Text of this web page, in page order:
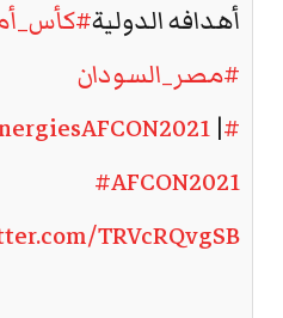
أهدافه الدولية
#مصر_السودان
#TotalEnergiesAFCON2021
|
#AFCON2021
TRVcRQvgSB